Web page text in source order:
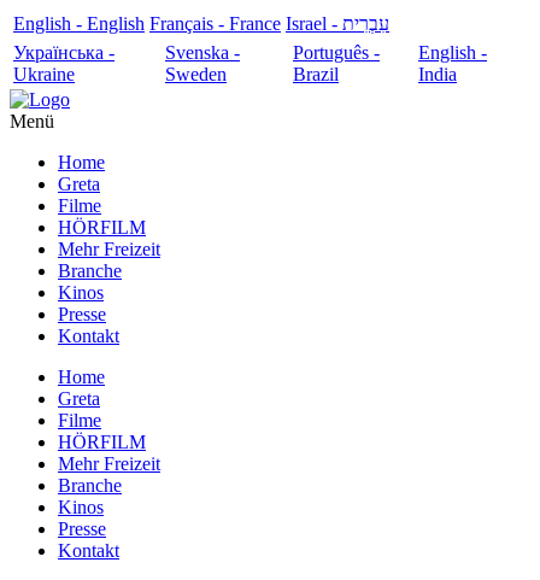
English - English Français - France
עִבְרִית - Israel
Українська -
Ukraine
Svenska -
Sweden
Português -
Brazil
English -
India
Menü
Home
Greta
Filme
HÖRFILM
Mehr Freizeit
Branche
Kinos
Presse
Kontakt
Home
Greta
Filme
HÖRFILM
Mehr Freizeit
Branche
Kinos
Presse
Kontakt